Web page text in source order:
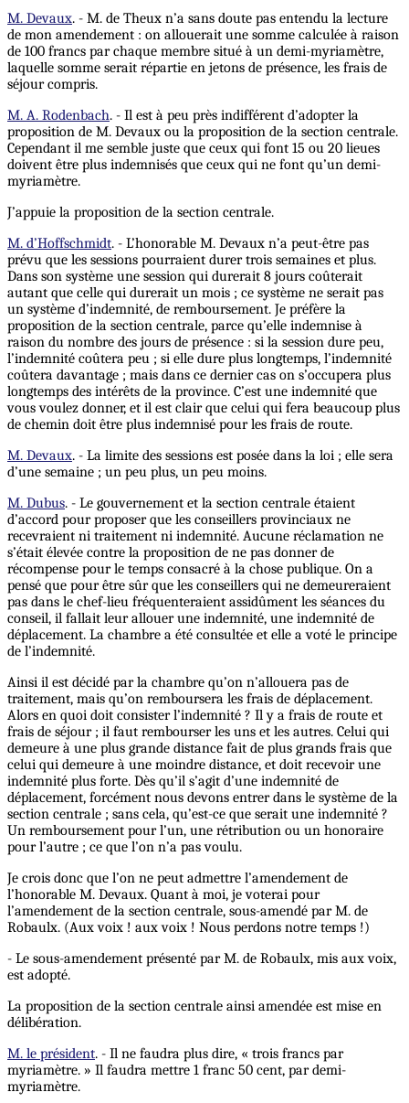
M. Devaux. - M. de Theux n’a sans doute pas entendu la lecture
de mon amendement : on allouerait une somme calculée à raison
de 100 francs par chaque membre situé à un demi-myriamètre,
laquelle somme serait répartie en jetons de présence, les frais de
séjour compris.
M. A. Rodenbach. - Il est à peu près indifférent d’adopter la
proposition de M. Devaux ou la proposition de la section centrale.
Cependant il me semble juste que ceux qui font 15 ou 20 lieues
doivent être plus indemnisés que ceux qui ne font qu’un demi-
myriamètre.
J’appuie la proposition de la section centrale.
M. d’Hoffschmidt. - L’honorable M. Devaux n’a peut-être pas
prévu que les sessions pourraient durer trois semaines et plus.
Dans son système une session qui durerait 8 jours coûterait
autant que celle qui durerait un mois ; ce système ne serait pas
un système d’indemnité, de remboursement. Je préfère la
proposition de la section centrale, parce qu’elle indemnise à
raison du nombre des jours de présence : si la session dure peu,
l’indemnité coûtera peu ; si elle dure plus longtemps, l’indemnité
coûtera davantage ; mais dans ce dernier cas on s’occupera plus
longtemps des intérêts de la province. C’est une indemnité que
vous voulez donner, et il est clair que celui qui fera beaucoup plus
de chemin doit être plus indemnisé pour les frais de route.
M. Devaux. - La limite des sessions est posée dans la loi ; elle sera
d’une semaine ; un peu plus, un peu moins.
M. Dubus. - Le gouvernement et la section centrale étaient
d’accord pour proposer que les conseillers provinciaux ne
recevraient ni traitement ni indemnité. Aucune réclamation ne
s’était élevée contre la proposition de ne pas donner de
récompense pour le temps consacré à la chose publique. On a
pensé que pour être sûr que les conseillers qui ne demeureraient
pas dans le chef-lieu fréquenteraient assidûment les séances du
conseil, il fallait leur allouer une indemnité, une indemnité de
déplacement. La chambre a été consultée et elle a voté le principe
de l’indemnité.
Ainsi il est décidé par la chambre qu’on n’allouera pas de
traitement, mais qu’on remboursera les frais de déplacement.
Alors en quoi doit consister l’indemnité ? Il y a frais de route et
frais de séjour ; il faut rembourser les uns et les autres. Celui qui
demeure à une plus grande distance fait de plus grands frais que
celui qui demeure à une moindre distance, et doit recevoir une
indemnité plus forte. Dès qu’il s’agit d’une indemnité de
déplacement, forcément nous devons entrer dans le système de la
section centrale ; sans cela, qu’est-ce que serait une indemnité ?
Un remboursement pour l’un, une rétribution ou un honoraire
pour l’autre ; ce que l’on n’a pas voulu.
Je crois donc que l’on ne peut admettre l’amendement de
l’honorable M. Devaux. Quant à moi, je voterai pour
l’amendement de la section centrale, sous-amendé par M. de
Robaulx. (Aux voix ! aux voix ! Nous perdons notre temps !)
- Le sous-amendement présenté par M. de Robaulx, mis aux voix,
est adopté.
La proposition de la section centrale ainsi amendée est mise en
délibération.
M. le président. - Il ne faudra plus dire, « trois francs par
myriamètre. » Il faudra mettre 1 franc 50 cent, par demi-
myriamètre.